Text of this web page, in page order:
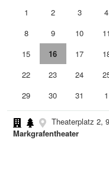
1
2 3 4
8
9 10 11
15
16 17
22
23 24
29
30 31 1
Theaterplatz 2,
Markgrafentheater